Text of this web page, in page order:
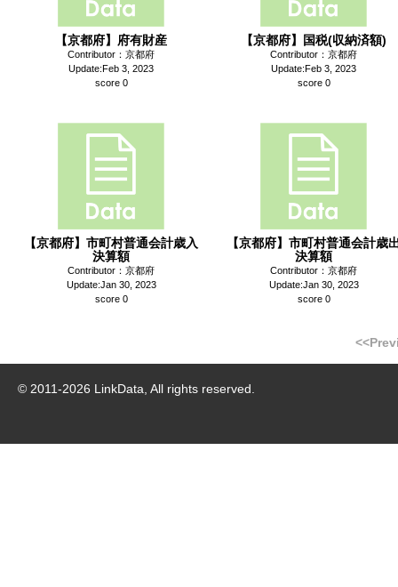
【京都府】府有財産
Contributor：京都府
Update:Feb 3, 2023
score 0
【京都府】国税(収納済額)
Contributor：京都府
Update:Feb 3, 2023
score 0
【京都府】市町村普通会計歳入
決算額
Contributor：京都府
Update:Jan 30, 2023
score 0
【京都府】市町村普通会計歳
決算額
Contributor：京都府
Update:Jan 30, 2023
score 0
© 2011-2026 LinkData, All rights reserved.